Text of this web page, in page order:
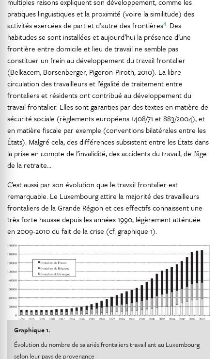
pratiques linguistiques et la proximité (voire la similitude) des
activités exercées de part et d’autre des frontières4. Des
habitudes se sont installées et aujourd’hui la présence d’une
frontière entre domicile et lieu de travail ne semble pas
constituer un frein au développement du travail frontalier
(Belkacem, Borsenberger, Pigeron-Piroth, 2010). La libre
circulation des travailleurs et l’égalité de traitement entre
frontaliers et résidents ont contribué au développement du
travail frontalier. Elles sont garanties par des textes en matière de
sécurité sociale (règlements européens 1408/71 et 883/2004), et
en matière fiscale par exemple (conventions bilatérales entre les
États). Malgré cela, des différences subsistent entre les États dans
la prise en compte de l’invalidité, des accidents du travail, de l’âge
de la retraite...
C’est aussi par son évolution que le travail frontalier est
remarquable. Le Luxembourg attire la majorité des travailleurs
frontaliers de la Grande Région et ces effectifs connaissent une
très forte hausse depuis les années 1990, légèrement atténuée
en 2009-2010 du fait de la crise (cf. graphique 1).
Graphique 1.
Évolution du nombre de salariés frontaliers travaillant au Luxembourg
selon leur pays de provenance